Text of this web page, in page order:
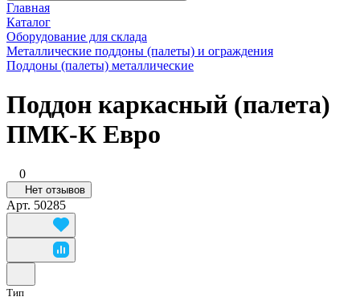
Главная
Каталог
Оборудование для склада
Металлические поддоны (палеты) и ограждения
Поддоны (палеты) металлические
Поддон каркасный (палета)
ПМК-К Евро
0
Нет отзывов
Арт. 50285
Тип